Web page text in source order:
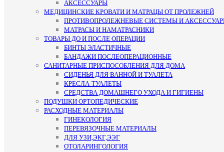
АКСЕССУАРЫ
МЕДИЦИНСКИЕ КРОВАТИ И МАТРАЦЫ ОТ ПРОЛЕЖНЕЙ
ПРОТИВОПРОЛЕЖНЕВЫЕ СИСТЕМЫ И
МАТРАСЫ И НАМАТРАСНИКИ
ТОВАРЫ ДО И ПОСЛЕ ОПЕРАЦИИ
БИНТЫ ЭЛАСТИЧНЫЕ
БАНДАЖИ ПОСЛЕОПЕРАЦИОННЫЕ
САНИТАРНЫЕ ПРИСПОСОБЛЕНИЯ ДЛЯ ДОМА
СИДЕНЬЯ ДЛЯ ВАННОЙ И ТУАЛЕТА
КРЕСЛА-ТУАЛЕТЫ
СРЕДСТВА ДОМАШНЕГО УХОДА И ГИГИЕНЫ
ПОДУШКИ ОРТОПЕДИЧЕСКИЕ
РАСХОДНЫЕ МАТЕРИАЛЫ
ГИНЕКОЛОГИЯ
ПЕРЕВЯЗОЧНЫЕ МАТЕРИАЛЫ
ДЛЯ УЗИ,ЭКГ,ЭЭГ
ОТОЛАРИНГОЛОГИЯ